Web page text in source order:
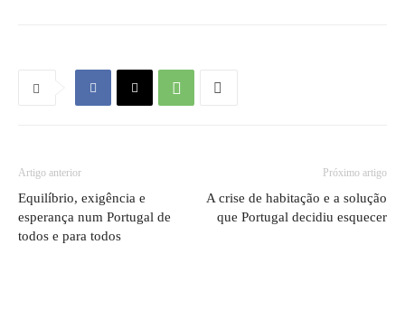
Artigo anterior
Equilíbrio, exigência e
esperança num Portugal de
todos e para todos
Próximo artigo
A crise de habitação e a solução
que Portugal decidiu esquecer